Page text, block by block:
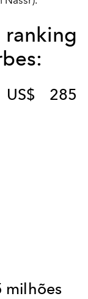
285
milhões